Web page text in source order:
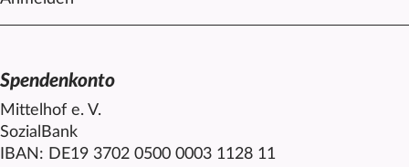
Spendenkonto
Mittelhof e. V.
SozialBank
IBAN: DE19 3702 0500 0003 1128 11